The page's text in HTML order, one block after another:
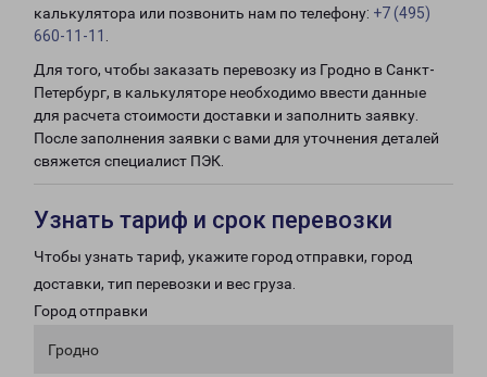
калькулятора или позвонить нам по телефону: +7 (495)
660-11-11
Для того, чтобы заказать перевозку из Гродно в Санкт-
Петербург, в калькуляторе необходимо ввести данные
для расчета стоимости доставки и заполнить заявку.
После заполнения заявки с вами для уточнения деталей
свяжется специалист ПЭК.
Узнать тариф и срок перевозки
Чтобы узнать тариф, укажите город отправки, город
доставки, тип перевозки и вес груза.
Город отправки
Гродно